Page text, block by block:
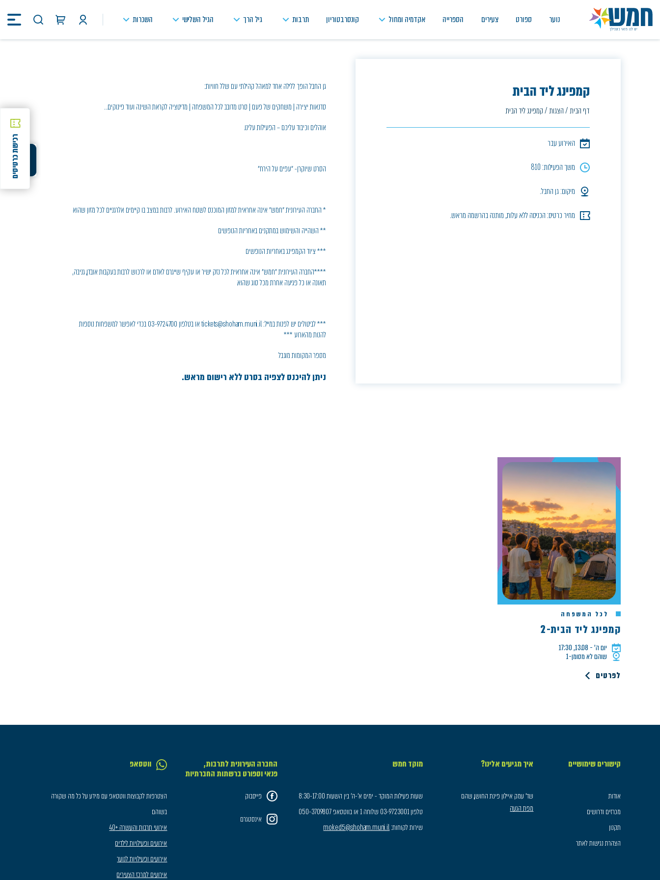
נוער ספורט צעירים הספרייה אקדמיה ומחול קונסרבטוריון תרבות גיל הרך הגיל השלישי השכרות
חיפוש
שיתוף
רכישת כרטיסים
קמפינג ליד הבית
דף הבית/הצגות/קמפינג ליד הבית
האירוע עבר
משך הפעילות: 810
מיקום: גן החבל.
מחיר כרטיס: הכניסה ללא עלות, מותנה בהרשמה מראש.
שיתוף
גן החבל הופך ללילה אחד למאהל קהילתי עם שלל חוויות:
סדנאות יצירה | משחקים של פעם | סרט מדובב לכל המשפחה | מדיטציה לקראת השינה ועוד פינוקים…
אוהלים וכיבוד עליכם – הפעילות עלינו.
הסרט שיוקרן- "עפים על הירח"
* החברה העירונית "חמש" אינה אחראית למזון המוכנס לשטח האירוע. לרבות במצב בו קיימים אלרגניים לכל מזון שהוא
** השהייה והשימוש במתקנים באחריות הנופשים
*** ציוד הקמפינג באחריות הנופשים
****החברה העירונית "חמש" אינה אחראית לכל נזק ישיר או עקיף שייגרם לאדם או לרכוש לרבות בעקבות אובדן, גניבה,
תאונה או כל פגיעה אחרת מכל סוג שהוא.
*** לביטולים יש לפנות במייל: tickets@shoham.muni.il או בטלפון 03-9724700 בכדי לאפשר למשפחות נוספות
להנות מהארוע ***
מספר המקומות מוגבל
ניתן להיכנס לצפיה בסרט ללא רישום מראש.
לכל המשפחה
קמפינג ליד הבית-2
יום ה׳ - 13.08, 17:30
שוהם לא מסומן-1
לפרטים
קישורים שימושיים
אודות
מכרזים ודרושים
תקנון
הצהרת נגישות לאתר
איך מגיעים אלינו?
שד׳ עמק איילון פינת החושן, שהם
מפת הגעה
מוקד חמש
שעות פעילות המוקד - ימים א'-ה' בין השעות 8:30-17:00
טלפון 03-9723001 שלוחה 1 או בווטסאפ 050-3709807
שירות לקוחות:moked5@shoham.muni.il
החברה העירונית לתרבות,
פנאי וספורט ברשתות החברתיות
פייסבוק
אינסטגרם
ווטסאפ
הצטרפות לקבוצות ווטסאפ עם מידע על כל מה שקורה
בשוהם
אירועי תרבות והעשרה +40
אירועים ופעילויות לילדים
אירועים ופעילויות לנוער
אירועים למרכז הצעירים